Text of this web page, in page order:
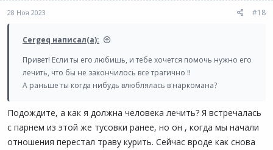
28 Ноя 2023 #18
Cergeq написал(а):
Привет! Если ты его любишь, и тебе хочется помочь нужно его
лечить, что бы не закончилось все трагично !!
А раньше ты когда нибудь влюблялась в наркомана?
Подождите, а как я должна человека лечить? Я встречалась
с парнем из этой же тусовки ранее, но он , когда мы начали
отношения перестал траву курить. Сейчас вроде как снова